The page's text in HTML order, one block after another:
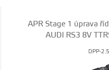
APR Stage 1 úprava
AUDI RS3 8V
DPP-